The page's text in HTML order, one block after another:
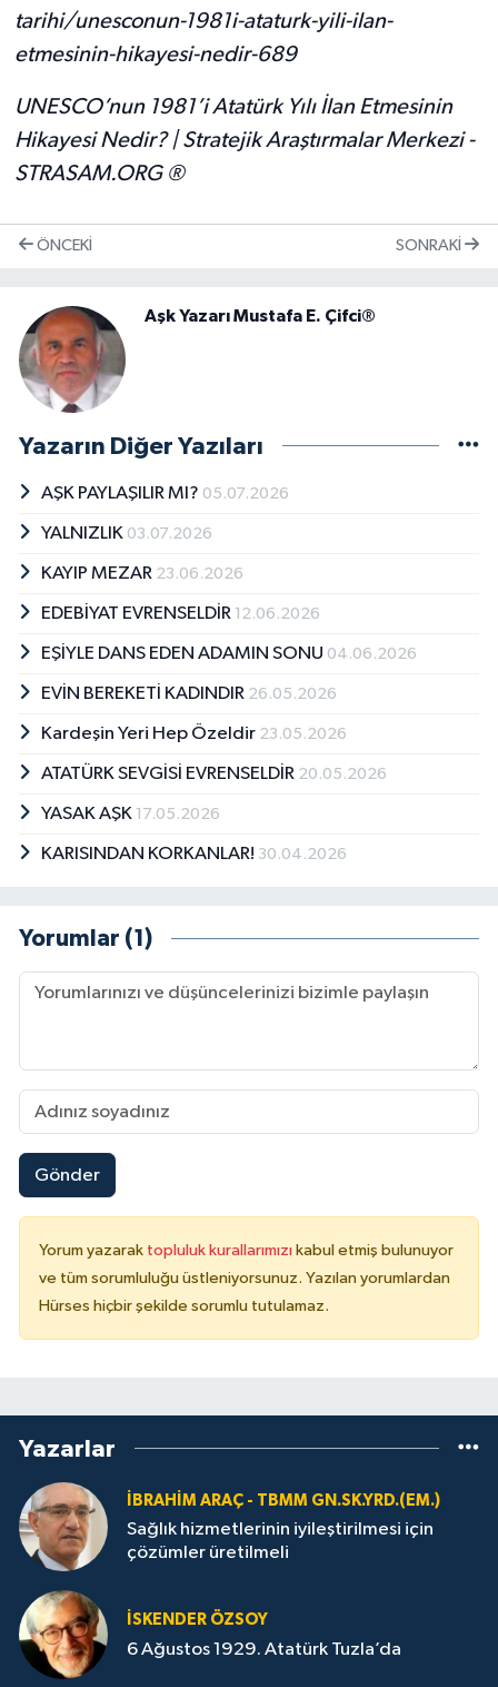
tarihi/unesconun-1981i-ataturk-yili-ilan-
etmesinin-hikayesi-nedir-689
UNESCO’nun 1981’i Atatürk Yılı İlan Etmesinin
Hikayesi Nedir? | Stratejik Araştırmalar Merkezi -
STRASAM.ORG ®
ÖNCEKI SONRAKI
Aşk Yazarı Mustafa E. Çifci®
Yazarın Diğer Yazıları
AŞK PAYLAŞILIR MI? 05.07.2026
YALNIZLIK 03.07.2026
KAYIP MEZAR 23.06.2026
EDEBİYAT EVRENSELDİR 12.06.2026
EŞİYLE DANS EDEN ADAMIN SONU 04.06.2026
EVİN BEREKETİ KADINDIR 26.05.2026
Kardeşin Yeri Hep Özeldir 23.05.2026
ATATÜRK SEVGİSİ EVRENSELDİR 20.05.2026
YASAK AŞK 17.05.2026
KARISINDAN KORKANLAR! 30.04.2026
Yorumlar (1)
Gönder
Yorum yazarak topluluk kurallarımızı kabul etmiş bulunuyor
ve tüm sorumluluğu üstleniyorsunuz. Yazılan yorumlardan
Hürses hiçbir şekilde sorumlu tutulamaz.
Yazarlar
İBRAHIM ARAÇ - TBMM GN.SK.YRD.(EM.)
Sağlık hizmetlerinin iyileştirilmesi için
çözümler üretilmeli
İSKENDER ÖZSOY
6 Ağustos 1929. Atatürk Tuzla’da